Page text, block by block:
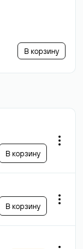
В корзину
В корзину
В корзину